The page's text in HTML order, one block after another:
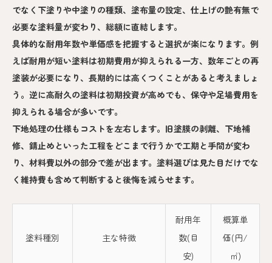
でなく下塗りや中塗りの種類、塗布量の設定、仕上げの艶有無で
必要な塗料量が変わり、総額に直結します。
具体的な耐用年数や単価感を把握すると選択が楽になります。例
えば耐用が短い塗料は初期費用が抑えられる一方、数年ごとの再
塗装が必要になり、長期的には高くつくことがあると考えましょ
う。逆に高耐久の塗料は初期投資が高めでも、保守や足場費用を
抑えられる場合が多いです。
下地処理の仕様もコストを左右します。旧塗膜の剥離、下地補
修、錆止めといった工程をどこまで行うかで工期と手間が変わ
り、材料費以外の部分で差が出ます。塗料選びは見た目だけでな
く維持費も含めて判断すると後悔を減らせます。
塗料種別 主な特徴
耐用年
数(目
安)
概算単
価(円/
㎡)